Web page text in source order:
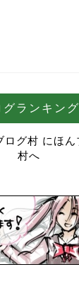
グランキング